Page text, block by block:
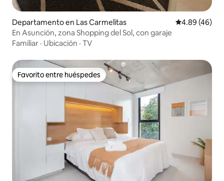
Departamento en Las Carmelitas Calificación
4.89 (46)
En Asunción, zona Shopping del Sol, con garaje
Familiar · Ubicación · TV
Favorito entre huéspedes
Favorito entre huéspedes